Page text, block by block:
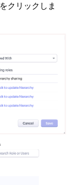
をクリックしま